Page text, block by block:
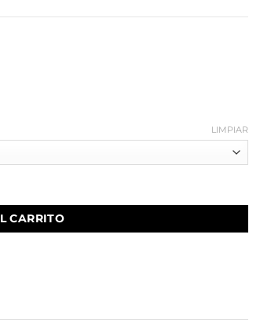
LIMPIAR
CARRITO